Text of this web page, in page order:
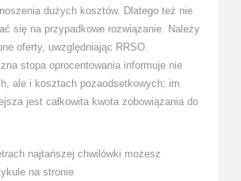
dużych kosztów. Dlatego też nie
się na przypadkowe rozwiązanie. Należy
oferty, uwzględniając RRSO.
stopa oprocentowania informuje nie
ale i kosztach pozaodsetkowych; im
jest całkowita kwota zobowiązania do
najtańszej chwilówki możesz
na stronie